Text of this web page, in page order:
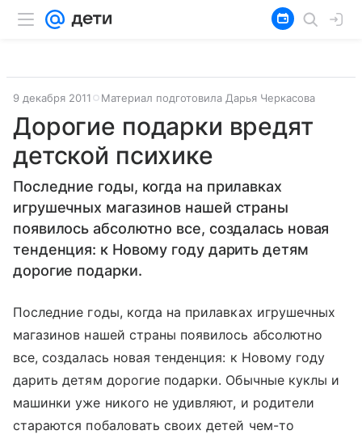
9 декабря 2011 Материал подготовила Дарья Черкасова
Дорогие подарки вредят
детской психике
Последние годы, когда на прилавках
игрушечных магазинов нашей страны
появилось абсолютно все, создалась новая
тенденция: к Новому году дарить детям
дорогие подарки.
Последние годы, когда на прилавках игрушечных
магазинов нашей страны появилось абсолютно
все, создалась новая тенденция: к Новому году
дарить детям дорогие подарки. Обычные куклы и
машинки уже никого не удивляют, и родители
стараются побаловать своих детей чем-то